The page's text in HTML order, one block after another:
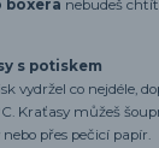
boxera nebudeš
s potiskem
vydržel co nejdéle,
Kraťasy můžeš
přes pečicí papír.